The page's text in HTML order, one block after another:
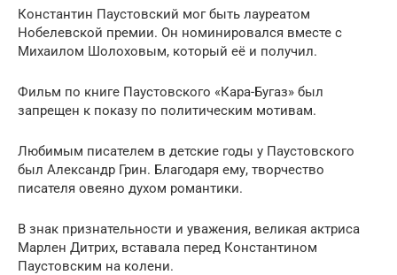
Константин Паустовский мог быть лауреатом
Нобелевской премии. Он номинировался вместе с
Михаилом Шолоховым, который её и получил.
Фильм по книге Паустовского «Кара-Бугаз» был
запрещен к показу по политическим мотивам.
Любимым писателем в детские годы у Паустовского
был Александр Грин. Благодаря ему, творчество
писателя овеяно духом романтики.
В знак признательности и уважения, великая актриса
Марлен Дитрих, вставала перед Константином
Паустовским на колени.